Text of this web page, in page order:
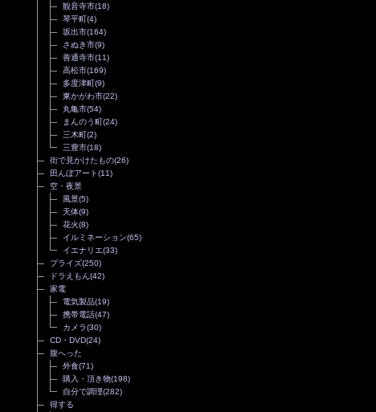
観音寺市(18)
琴平町(4)
坂出市(164)
さぬき市(9)
善通寺市(11)
高松市(169)
多度津町(9)
東かがわ市(22)
丸亀市(54)
まんのう町(24)
三木町(2)
三豊市(18)
街で見かけたもの(26)
田んぼアート(11)
空・夜景
風景(5)
天体(9)
花火(8)
イルミネーション(65)
イエナリエ(33)
プライズ(250)
ドラえもん(42)
家電
電気製品(19)
携帯電話(47)
カメラ(30)
CD・DVD(24)
腹へった
外食(71)
購入・頂き物(198)
自分で調理(282)
得する